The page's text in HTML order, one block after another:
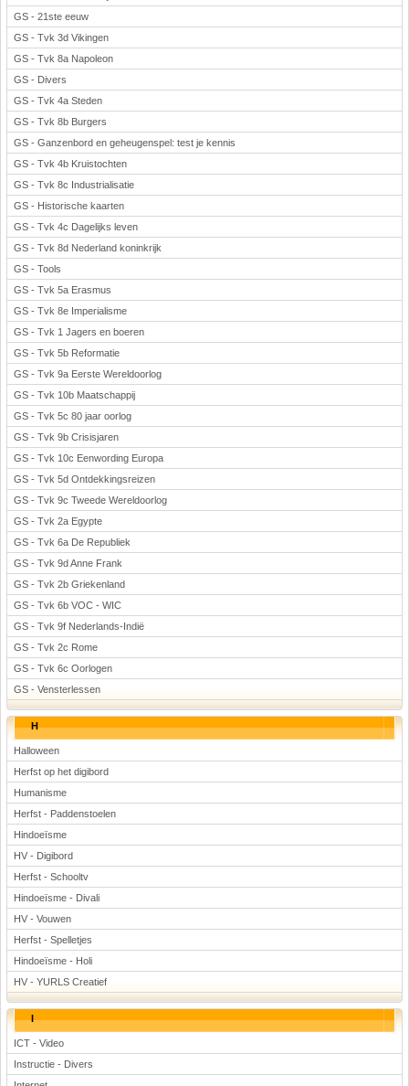
GS - 21ste eeuw
GS - Tvk 3d Vikingen
GS - Tvk 8a Napoleon
GS - Divers
GS - Tvk 4a Steden
GS - Tvk 8b Burgers
GS - Ganzenbord en geheugenspel: test je kennis
GS - Tvk 4b Kruistochten
GS - Tvk 8c Industrialisatie
GS - Historische kaarten
GS - Tvk 4c Dagelijks leven
GS - Tvk 8d Nederland koninkrijk
GS - Tools
GS - Tvk 5a Erasmus
GS - Tvk 8e Imperialisme
GS - Tvk 1 Jagers en boeren
GS - Tvk 5b Reformatie
GS - Tvk 9a Eerste Wereldoorlog
GS - Tvk 10b Maatschappij
GS - Tvk 5c 80 jaar oorlog
GS - Tvk 9b Crisisjaren
GS - Tvk 10c Eenwording Europa
GS - Tvk 5d Ontdekkingsreizen
GS - Tvk 9c Tweede Wereldoorlog
GS - Tvk 2a Egypte
GS - Tvk 6a De Republiek
GS - Tvk 9d Anne Frank
GS - Tvk 2b Griekenland
GS - Tvk 6b VOC - WIC
GS - Tvk 9f Nederlands-Indië
GS - Tvk 2c Rome
GS - Tvk 6c Oorlogen
GS - Vensterlessen
H
Halloween
Herfst op het digibord
Humanisme
Herfst - Paddenstoelen
Hindoeïsme
HV - Digibord
Herfst - Schooltv
Hindoeïsme - Divali
HV - Vouwen
Herfst - Spelletjes
Hindoeïsme - Holi
HV - YURLS Creatief
I
ICT - Video
Instructie - Divers